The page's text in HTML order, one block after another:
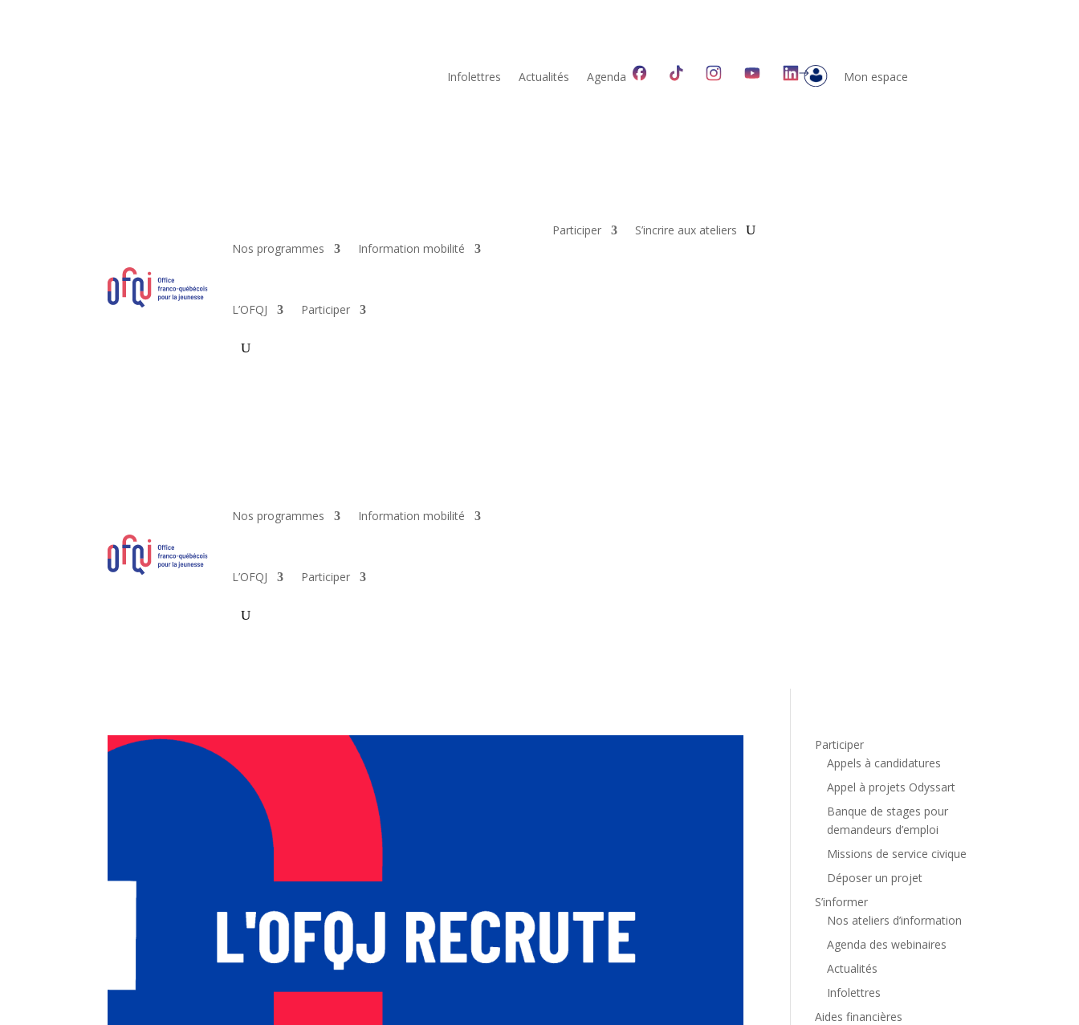
Infolettres Actualités Agenda Mon espace
Nos programmes Information mobilité
L’OFQJ Participer
Participer S’incrire aux ateliers
Nos programmes Information mobilité
L’OFQJ Participer
Participer
Appels à candidatures
Appel à projets Odyssart
Banque de stages pour
demandeurs d’emploi
Missions de service civique
Déposer un projet
S’informer
Nos ateliers d’information
Agenda des webinaires
Actualités
Infolettres
Aides financières